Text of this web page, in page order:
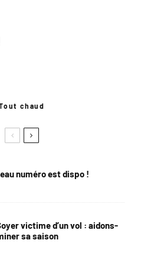
chaud
numéro est dispo !
victime d’un vol : aidons-
sa saison